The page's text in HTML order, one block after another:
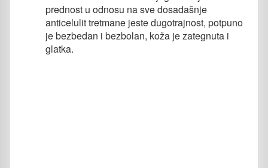
prednost u odnosu na sve dosadašnje
anticelulit tretmane jeste dugotrajnost, potpuno
je bezbedan i bezbolan, koža je zategnuta i
glatka.